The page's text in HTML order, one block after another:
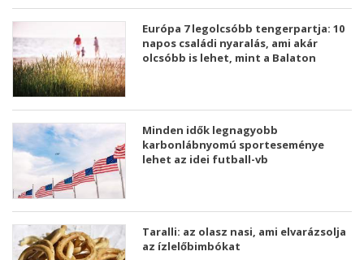
Európa 7 legolcsóbb tengerpartja: 10
napos családi nyaralás, ami akár
olcsóbb is lehet, mint a Balaton
Minden idők legnagyobb
karbonlábnyomú sporteseménye
lehet az idei futball-vb
Taralli: az olasz nasi, ami elvarázsolja
az ízlelőbimbókat